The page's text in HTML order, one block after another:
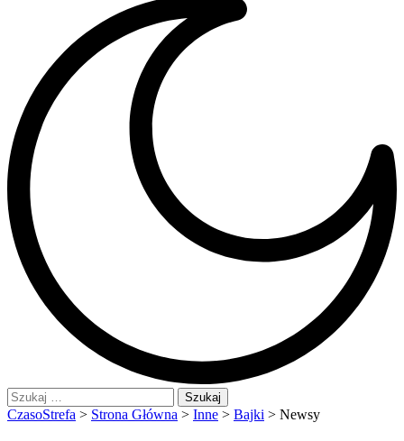
Szukaj:
CzasoStrefa > Strona Główna > Inne > Bajki > Newsy